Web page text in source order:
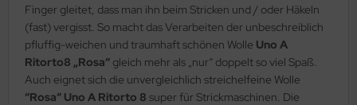
Finger gleitet, dass man ihn beim Stricken und / oder Häkeln
(fast) vergisst. So macht das Verarbeiten der unbeschreiblich
pfluffig-weichen und traumhaft schönen Wolle Uno A
Ritorto8 „Rosa“ gleich mehr als „nur“ doppelt so viel Spaß.
Auch eignet sich die unvergleichlich streichelfeine Wolle
“Rosa“ Uno A Ritorto 8 super für Strickmaschinen. Die